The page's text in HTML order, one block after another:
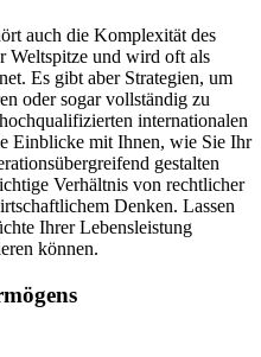
auch die Komplexität des
Weltspitze und wird oft als
Es gibt aber Strategien, um
oder sogar vollständig zu
internationalen
Einblicke mit Ihnen, wie Sie Ihr
gestalten
Verhältnis von rechtlicher
Denken. Lassen
Ihrer Lebensleistung
können.